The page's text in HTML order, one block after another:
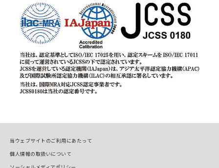
当ウェブサイトのご利用にあたって
個人情報の取扱いについて